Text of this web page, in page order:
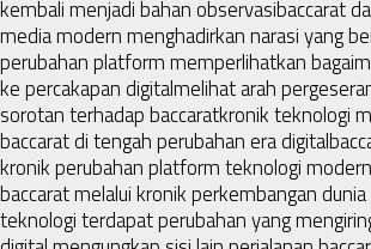
kembali menjadi bahan observasibaccarat
media modern menghadirkan narasi yang
perubahan platform memperlihatkan
ke percakapan digitalmelihat arah
sorotan terhadap baccaratkronik teknologi
baccarat di tengah perubahan era digital
kronik perubahan platform teknologi modern
baccarat melalui kronik perkembangan
teknologi terdapat perubahan yang